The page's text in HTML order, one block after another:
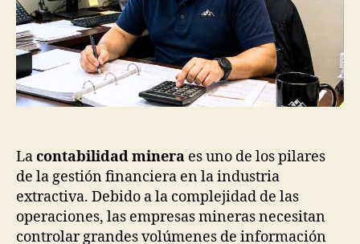
Lacontabilidad minera es uno de los pilares
de la gestión financiera en la industria
extractiva. Debido a la complejidad de las
operaciones, las empresas mineras necesitan
controlar grandes volúmenes de información